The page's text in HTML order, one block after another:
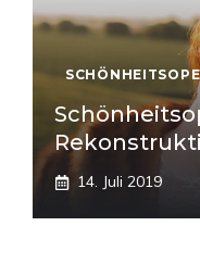
14. Juli 2019